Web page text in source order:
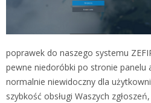
poprawek do naszego systemu
pewne niedoróbki po stronie
normalnie niewidoczny dla
szybkość obsługi Waszych